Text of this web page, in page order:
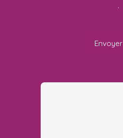
.
Envoyer